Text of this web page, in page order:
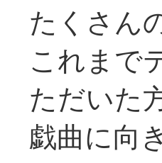
たくさん
これまで
ただいた
戯曲に向